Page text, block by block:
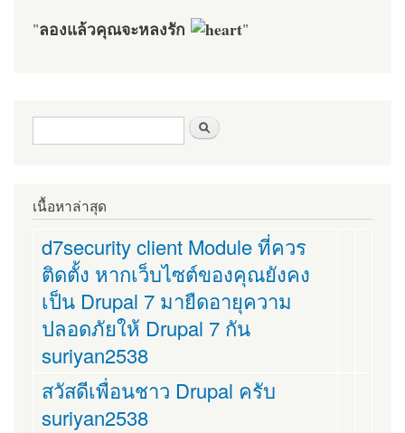
"ลองแล้วคุณจะหลงรัก "
ฟอร์มค้นหา
เนื้อหาล่าสุด
d7security client Module ที่ควร
ติดตั้ง หากเว็บไซต์ของคุณยังคง
เป็น Drupal 7 มายืดอายุความ
ปลอดภัยให้ Drupal 7 กัน
suriyan2538
สวัสดีเพื่อนชาว Drupal ครับ
suriyan2538